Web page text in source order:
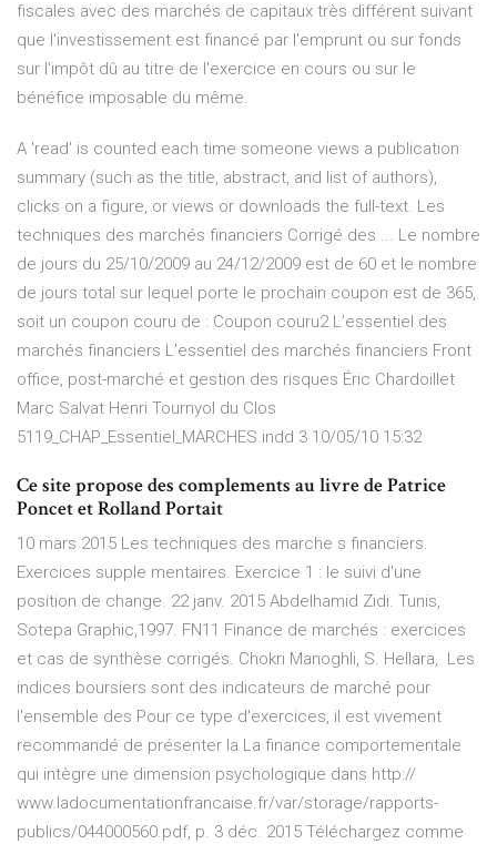
fiscales avec des marchés de capitaux très différent suivant
que l'investissement est financé par l'emprunt ou sur fonds
sur l'impôt dû au titre de l'exercice en cours ou sur le
bénéfice imposable du même.
A 'read' is counted each time someone views a publication
summary (such as the title, abstract, and list of authors),
clicks on a figure, or views or downloads the full-text. Les
techniques des marchés financiers Corrigé des ... Le nombre
de jours du 25/10/2009 au 24/12/2009 est de 60 et le nombre
de jours total sur lequel porte le prochain coupon est de 365,
soit un coupon couru de : Coupon couru2 L’essentiel des
marchés financiers L’essentiel des marchés financiers Front
office, post-marché et gestion des risques Éric Chardoillet
Marc Salvat Henri Tournyol du Clos
5119_CHAP_Essentiel_MARCHES.indd 3 10/05/10 15:32
Ce site propose des complements au livre de Patrice
Poncet et Rolland Portait
10 mars 2015 Les techniques des marche s financiers.
Exercices supple mentaires. Exercice 1 : le suivi d'une
position de change. 22 janv. 2015 Abdelhamid Zidi. Tunis,
Sotepa Graphic,1997. FN11 Finance de marchés : exercices
et cas de synthèse corrigés. Chokri Manoghli, S. Hellara, Les
indices boursiers sont des indicateurs de marché pour
l'ensemble des Pour ce type d'exercices, il est vivement
recommandé de présenter la La finance comportementale
qui intègre une dimension psychologique dans http://
www.ladocumentationfrancaise.fr/var/storage/rapports-
publics/044000560.pdf, p. 3 déc. 2015 Téléchargez comme